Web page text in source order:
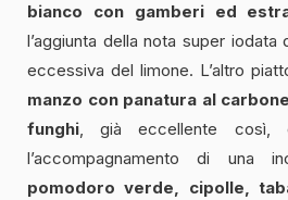
bianco con gamberi ed
l’aggiunta della nota super
eccessiva del limone. L’altro
manzo con panatura al
funghi, già eccellente così,
l’accompagnamento di una
pomodoro verde, cipolle,